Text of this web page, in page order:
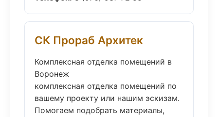
СК Прораб Архитек
Комплексная отделка помещений в
Воронеж
комплексная отделка помещений по
вашему проекту или нашим эскизам.
Помогаем подобрать материалы,